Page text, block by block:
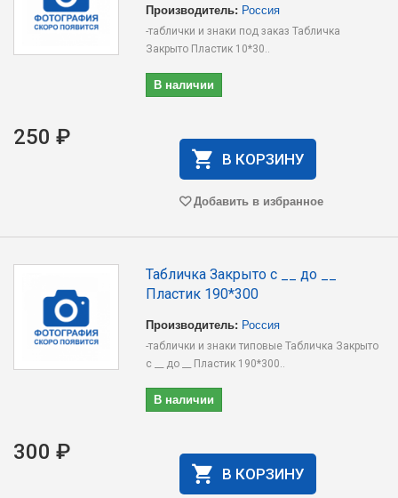
Производитель: Россия
-таблички и знаки под заказ Табличка
Закрыто Пластик 10*30..
В наличии
250 ₽
В КОРЗИНУ
Добавить в избранное
Табличка Закрыто с __ до __
Пластик 190*300
Производитель: Россия
-таблички и знаки типовые Табличка Закрыто
с __ до __ Пластик 190*300..
В наличии
300 ₽
В КОРЗИНУ